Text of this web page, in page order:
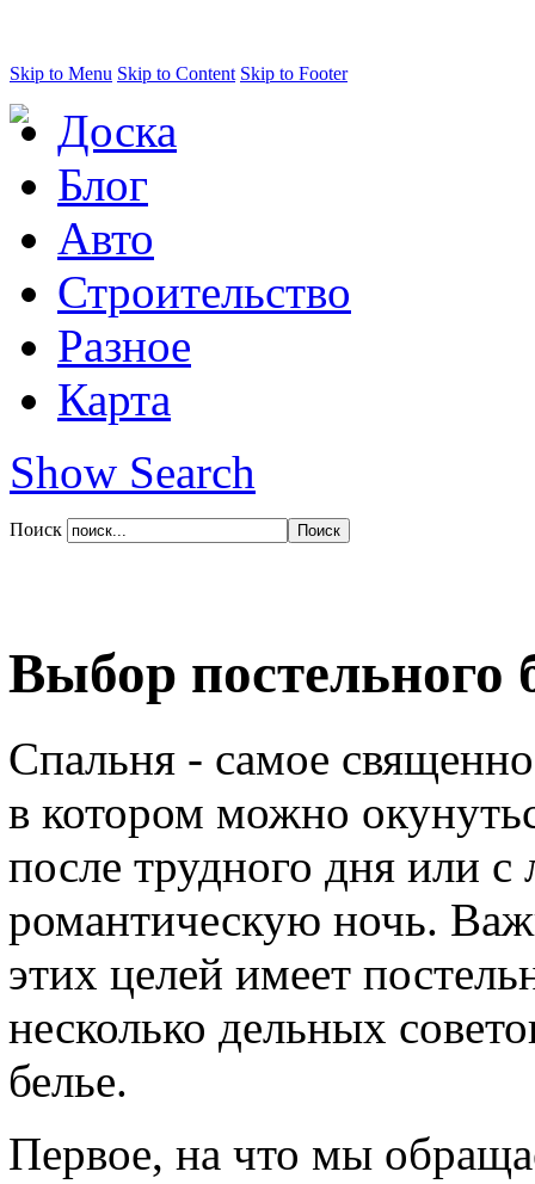
Skip to Menu Skip to Content Skip to Footer
Доска
Блог
Авто
Строительство
Разное
Карта
Show Search
Поиск
Выбор постельного
Спальня - самое
в котором можно
после трудного дня или
романтическую ночь.
этих целей имеет
несколько дельных
белье.
Первое, на что мы